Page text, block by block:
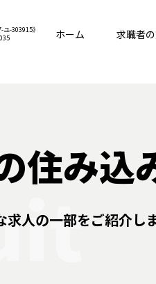
-303915》
ホーム 求職者
住み込
人の一部をご紹介しま